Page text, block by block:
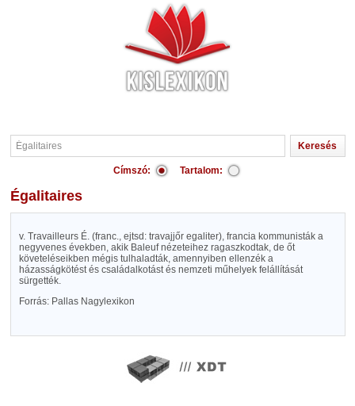
Címszó: Tartalom:
Égalitaires
v. Travailleurs É. (franc., ejtsd: travajjőr egaliter), francia kommunisták a
negyvenes években, akik Baleuf nézeteihez ragaszkodtak, de őt
követeléseikben mégis tulhaladták, amennyiben ellenzék a
házasságkötést és családalkotást és nemzeti műhelyek felállítását
sürgették.
Forrás: Pallas Nagylexikon